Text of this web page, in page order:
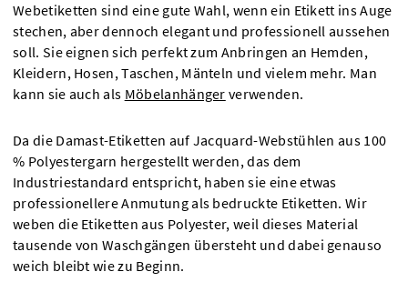
Webetiketten sind eine gute Wahl, wenn ein Etikett ins Auge
stechen, aber dennoch elegant und professionell aussehen
soll. Sie eignen sich perfekt zum Anbringen an Hemden,
Kleidern, Hosen, Taschen, Mänteln und vielem mehr. Man
kann sie auch als Möbelanhänger verwenden.
Da die Damast-Etiketten auf Jacquard-Webstühlen aus 100
% Polyestergarn hergestellt werden, das dem
Industriestandard entspricht, haben sie eine etwas
professionellere Anmutung als bedruckte Etiketten. Wir
weben die Etiketten aus Polyester, weil dieses Material
tausende von Waschgängen übersteht und dabei genauso
weich bleibt wie zu Beginn.